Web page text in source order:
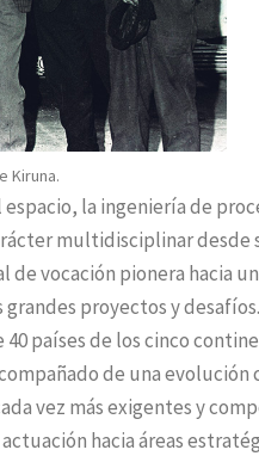
Kiruna.
la ingeniería de
multidisciplinar desde
vocación pionera hacia
proyectos y
países de los cinco
de una evolución
vez más exigentes y
hacia áreas